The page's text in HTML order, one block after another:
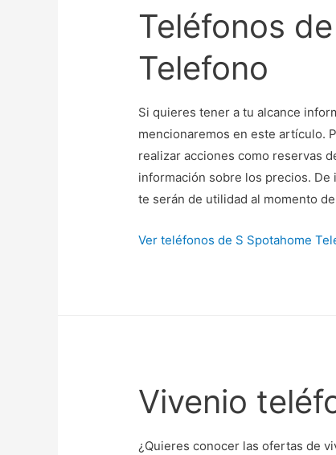
Teléfonos
Telefono
Si quieres tener a tu alcance
mencionaremos en este artículo.
realizar acciones como reservas
información sobre los precios.
te serán de utilidad al momento
Ver teléfonos de S Spotahome
Vivenio
¿Quieres conocer las ofertas de